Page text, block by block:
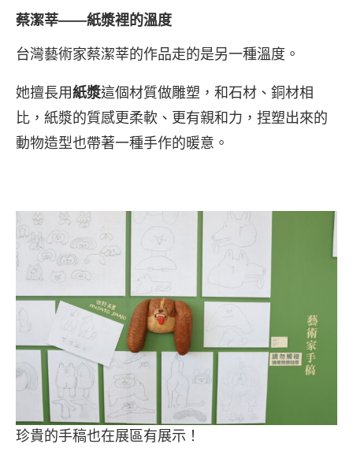
蔡潔莘——紙漿裡的溫度
台灣藝術家蔡潔莘的作品走的是另一種溫度。
她擅長用紙漿這個材質做雕塑，和石材、銅材相
比，紙漿的質感更柔軟、更有親和力，捏塑出來的
動物造型也帶著一種手作的暖意。
珍貴的手稿也在展區有展示！